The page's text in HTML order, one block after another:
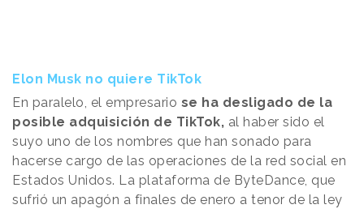
Elon Musk no quiere TikTok
En paralelo, el empresario se ha desligado de la
posible adquisición de TikTok, al haber sido el
suyo uno de los nombres que han sonado para
hacerse cargo de las operaciones de la red social en
Estados Unidos. La plataforma de ByteDance, que
sufrió un apagón a finales de enero a tenor de la ley